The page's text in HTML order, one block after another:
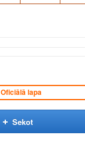
Oficiālā lapa
Sekot